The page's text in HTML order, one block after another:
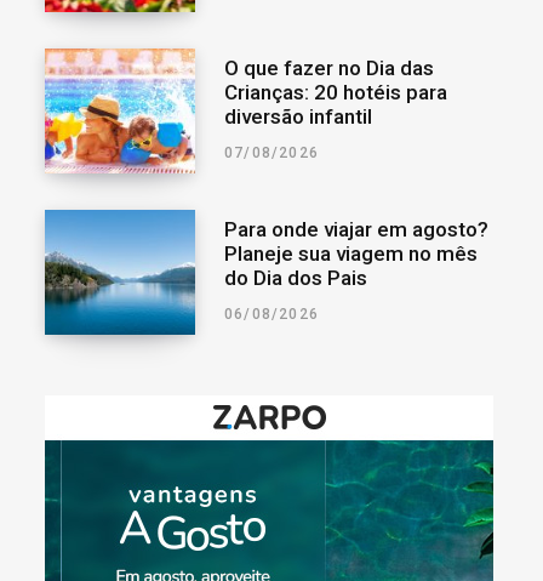
O que fazer no Dia das
Crianças: 20 hotéis para
diversão infantil
07/08/2026
Para onde viajar em agosto?
Planeje sua viagem no mês
do Dia dos Pais
06/08/2026